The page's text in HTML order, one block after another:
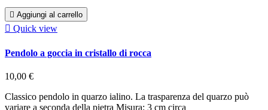
 Aggiungi al carrello
 Quick view
Pendolo a goccia in cristallo di rocca
10,00 €
Classico pendolo in quarzo ialino. La trasparenza del quarzo può
variare a seconda della pietra Misura: 3 cm circa